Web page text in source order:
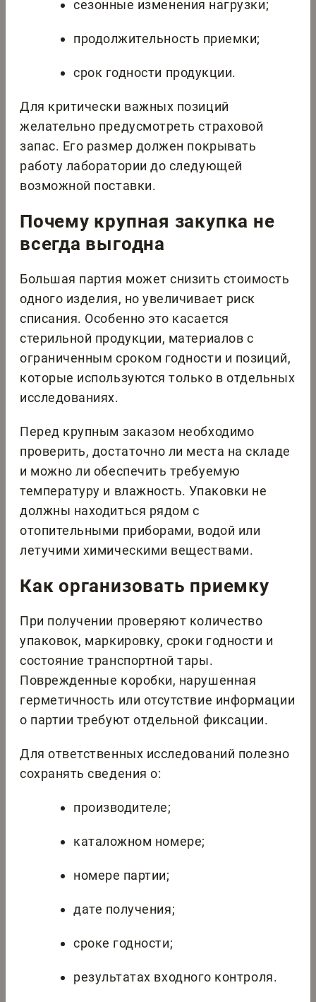
сезонные изменения нагрузки;
продолжительность приемки;
срок годности продукции.
Для критически важных позиций
желательно предусмотреть страховой
запас. Его размер должен покрывать
работу лаборатории до следующей
возможной поставки.
Почему крупная закупка не
всегда выгодна
Большая партия может снизить стоимость
одного изделия, но увеличивает риск
списания. Особенно это касается
стерильной продукции, материалов с
ограниченным сроком годности и позиций,
которые используются только в отдельных
исследованиях.
Перед крупным заказом необходимо
проверить, достаточно ли места на складе
и можно ли обеспечить требуемую
температуру и влажность. Упаковки не
должны находиться рядом с
отопительными приборами, водой или
летучими химическими веществами.
Как организовать приемку
При получении проверяют количество
упаковок, маркировку, сроки годности и
состояние транспортной тары.
Поврежденные коробки, нарушенная
герметичность или отсутствие информации
о партии требуют отдельной фиксации.
Для ответственных исследований полезно
сохранять сведения о:
производителе;
каталожном номере;
номере партии;
дате получения;
сроке годности;
результатах входного контроля.